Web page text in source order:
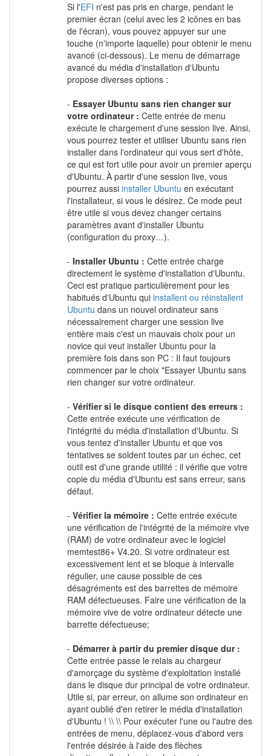
Si l'EFI n'est pas pris en charge, pendant le
premier écran (celui avec les 2 icônes en bas
de l'écran), vous pouvez appuyer sur une
touche (n'importe laquelle) pour obtenir le menu
avancé (ci-dessous). Le menu de démarrage
avancé du média d'installation d'Ubuntu
propose diverses options :
- Essayer Ubuntu sans rien changer sur
votre ordinateur : Cette entrée de menu
exécute le chargement d'une session live. Ainsi,
vous pourrez tester et utiliser Ubuntu sans rien
installer dans l'ordinateur qui vous sert d'hôte,
ce qui est fort utile pour avoir un premier aperçu
d'Ubuntu. À partir d'une session live, vous
pourrez aussi installer Ubuntu en exécutant
l'installateur, si vous le désirez. Ce mode peut
être utile si vous devez changer certains
paramètres avant d'installer Ubuntu
(configuration du proxy…).
- Installer Ubuntu : Cette entrée charge
directement le système d'installation d'Ubuntu.
Ceci est pratique particulièrement pour les
habitués d'Ubuntu qui installent ou réinstallent
Ubuntu dans un nouvel ordinateur sans
nécessairement charger une session live
entière mais c'est un mauvais choix pour un
novice qui veut installer Ubuntu pour la
première fois dans son PC : Il faut toujours
commencer par le choix "Essayer Ubuntu sans
rien changer sur votre ordinateur.
- Vérifier si le disque contient des erreurs :
Cette entrée exécute une vérification de
l'intégrité du média d'installation d'Ubuntu. Si
vous tentez d'installer Ubuntu et que vos
tentatives se soldent toutes par un échec, cet
outil est d'une grande utilité : il vérifie que votre
copie du média d'Ubuntu est sans erreur, sans
défaut.
- Vérifier la mémoire : Cette entrée exécute
une vérification de l'intégrité de la mémoire vive
(RAM) de votre ordinateur avec le logiciel
memtest86+ V4.20. Si votre ordinateur est
excessivement lent et se bloque à intervalle
régulier, une cause possible de ces
désagréments est des barrettes de mémoire
RAM défectueuses. Faire une vérification de la
mémoire vive de votre ordinateur détecte une
barrette défectueuse;
- Démarrer à partir du premier disque dur :
Cette entrée passe le relais au chargeur
d'amorçage du système d'exploitation installé
dans le disque dur principal de votre ordinateur.
Utile si, par erreur, on allume son ordinateur en
ayant oublié d'en retirer le média d'installation
d'Ubuntu ! \\ \\ Pour exécuter l'une ou l'autre des
entrées de menu, déplacez-vous d'abord vers
l'entrée désirée à l'aide des flèches